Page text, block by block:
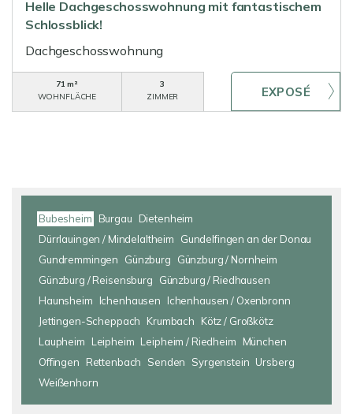
Helle Dachgeschosswohnung mit fantastischem
Schlossblick!
Dachgeschosswohnung
71 m²
WOHNFLÄCHE
3
ZIMMER
Bubesheim Burgau
Dietenheim
Dürrlauingen / Mindelaltheim
Gundelfingen an der Donau
Gundremmingen
Günzburg
Günzburg / Nornheim
Günzburg / Reisensburg
Günzburg / Riedhausen
Haunsheim
Ichenhausen
Ichenhausen / Oxenbronn
Jettingen-Scheppach
Krumbach
Kötz / Großkötz
Laupheim
Leipheim Leipheim / Riedheim
München
Offingen
Rettenbach Senden Syrgenstein Ursberg
Weißenhorn